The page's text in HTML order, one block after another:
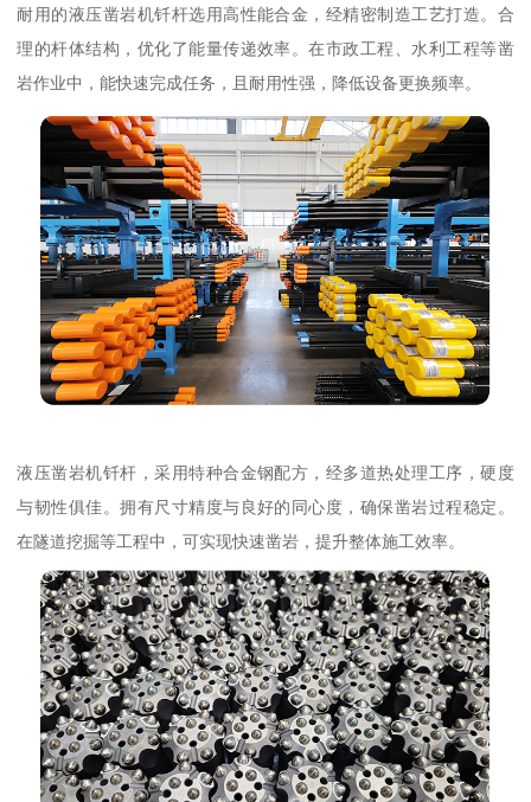
耐用的液压凿岩机钎杆选用高性能合金，经精密制造工艺打造。合
理的杆体结构，优化了能量传递效率。在市政工程、水利工程等凿
岩作业中，能快速完成任务，且耐用性强，降低设备更换频率。​
液压凿岩机钎杆，采用特种合金钢配方，经多道热处理工序，硬度
与韧性俱佳。拥有尺寸精度与良好的同心度，确保凿岩过程稳定。
在隧道挖掘等工程中，可实现快速凿岩，提升整体施工效率。​